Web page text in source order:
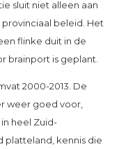
sluit niet alleen aan
beleid. Het
flinke duit in de
brainport is geplant.
2000-2013. De
weer goed voor,
heel Zuid-
platteland, kennis die